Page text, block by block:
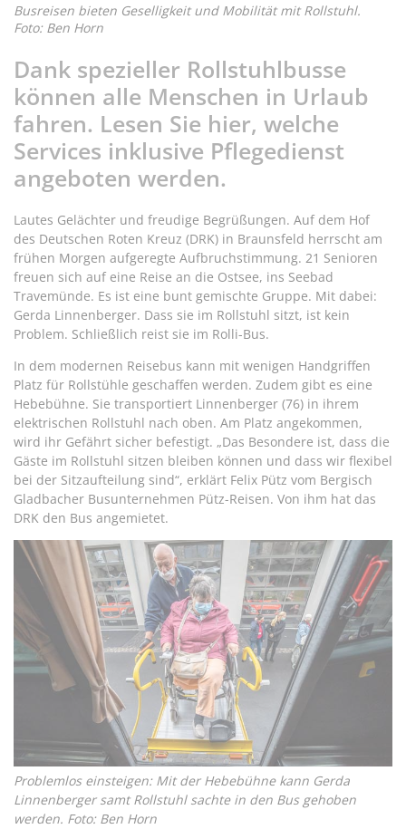
Busreisen bieten Geselligkeit und Mobilität mit Rollstuhl.
Foto: Ben Horn
Dank spezieller Rollstuhlbusse
können alle Menschen in Urlaub
fahren. Lesen Sie hier, welche
Services inklusive Pflegedienst
angeboten werden.
Lautes Gelächter und freudige Begrüßungen. Auf dem Hof
des Deutschen Roten Kreuz (DRK) in Braunsfeld herrscht am
frühen Morgen aufgeregte Aufbruchstimmung. 21 Senioren
freuen sich auf eine Reise an die Ostsee, ins Seebad
Travemünde. Es ist eine bunt gemischte Gruppe. Mit dabei:
Gerda Linnenberger. Dass sie im Rollstuhl sitzt, ist kein
Problem. Schließlich reist sie im Rolli-Bus.
In dem modernen Reisebus kann mit wenigen Handgriffen
Platz für Rollstühle geschaffen werden. Zudem gibt es eine
Hebebühne. Sie transportiert Linnenberger (76) in ihrem
elektrischen Rollstuhl nach oben. Am Platz angekommen,
wird ihr Gefährt sicher befestigt. „Das Besondere ist, dass die
Gäste im Rollstuhl sitzen bleiben können und dass wir flexibel
bei der Sitzaufteilung sind“, erklärt Felix Pütz vom Bergisch
Gladbacher Busunternehmen Pütz-Reisen. Von ihm hat das
DRK den Bus angemietet.
Problemlos einsteigen: Mit der Hebebühne kann Gerda
Linnenberger samt Rollstuhl sachte in den Bus gehoben
werden. Foto: Ben Horn